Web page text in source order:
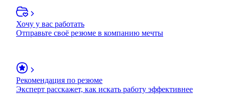
Хочу у вас работать
Отправьте своё резюме в компанию мечты
Рекомендация по резюме
Эксперт расскажет, как искать работу эффективнее